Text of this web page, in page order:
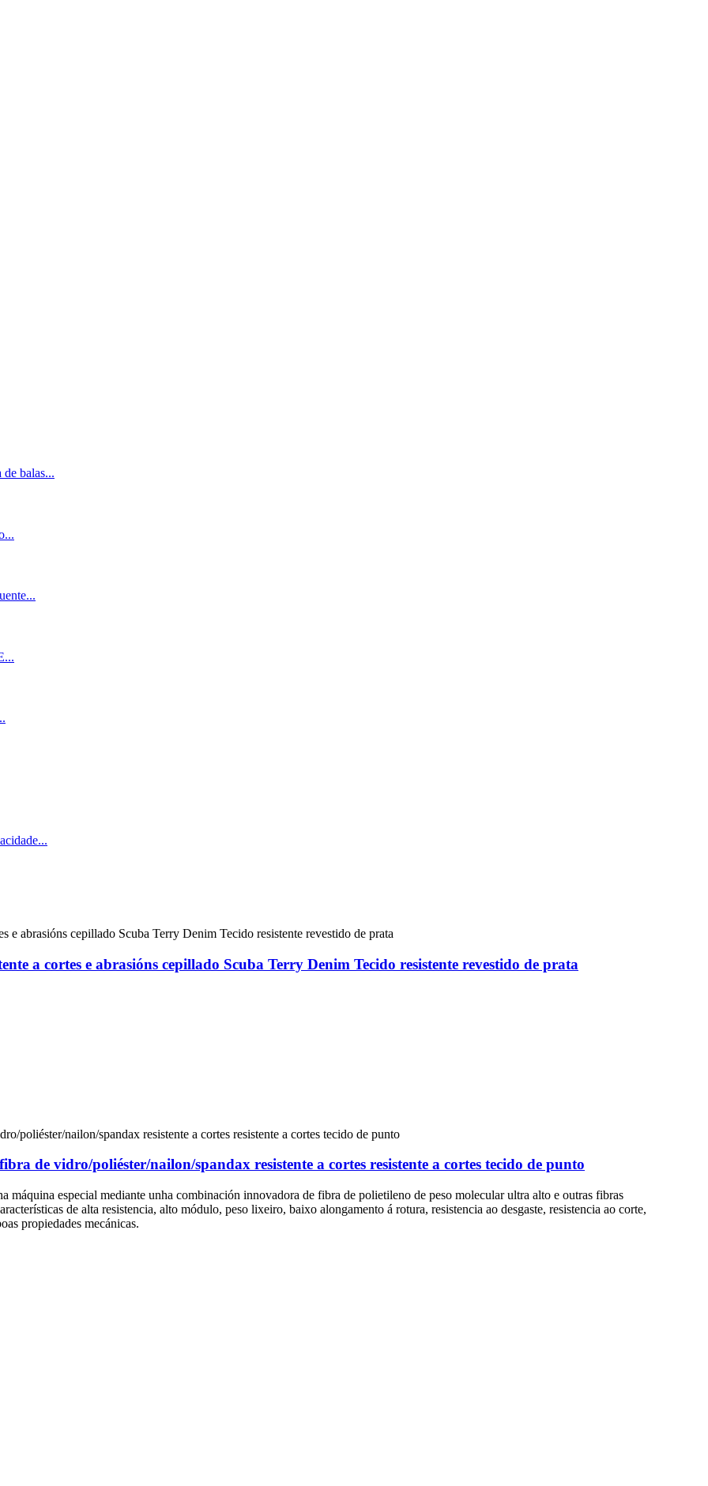
a cortes e abrasións cepillado Scuba Terry Denim Tecido resistente revestido de prata
de vidro/poliéster/nailon/spandax resistente a cortes resistente a cortes tecido de punto
máquina especial mediante unha combinación innovadora de fibra de polietileno de peso molecular ultra alto e outras fibras
de alta resistencia, alto módulo, peso lixeiro, baixo alongamento á rotura, resistencia ao desgaste, resistencia ao corte,
propiedades mecánicas.